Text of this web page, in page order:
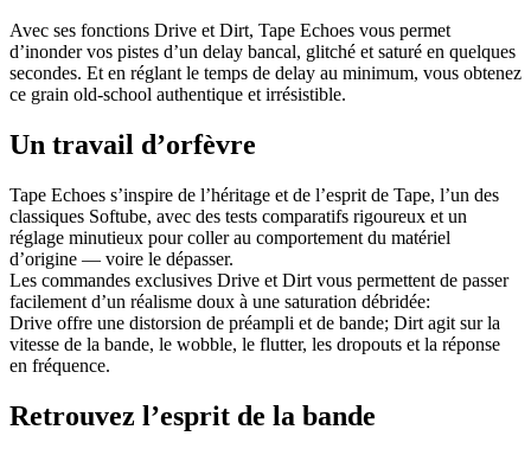
Avec ses fonctions Drive et Dirt, Tape Echoes vous permet
d’inonder vos pistes d’un delay bancal, glitché et saturé en quelques
secondes. Et en réglant le temps de delay au minimum, vous obtenez
ce grain old-school authentique et irrésistible.
Un travail d’orfèvre
Tape Echoes s’inspire de l’héritage et de l’esprit de Tape, l’un des
classiques Softube, avec des tests comparatifs rigoureux et un
réglage minutieux pour coller au comportement du matériel
d’origine — voire le dépasser.
Les commandes exclusives Drive et Dirt vous permettent de passer
facilement d’un réalisme doux à une saturation débridée:
Drive offre une distorsion de préampli et de bande; Dirt agit sur la
vitesse de la bande, le wobble, le flutter, les dropouts et la réponse
en fréquence.
Retrouvez l’esprit de la bande